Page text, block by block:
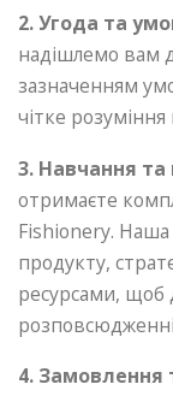
2. Угода та
надішлемо вам
зазначенням
чітке
3. Навчання
отримаєте
Fishionery.
продукту,
ресурсами, щоб
4. Замовлення